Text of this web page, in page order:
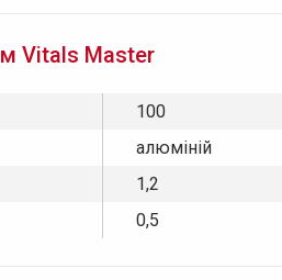
Vitals Master
100
алюміній
1,2
0,5